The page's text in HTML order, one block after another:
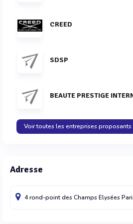
CREED
SDSP
BEAUTE PRESTIGE
Voir toutes les entreprises
Adresse
4 rond-point des Champs Elysées